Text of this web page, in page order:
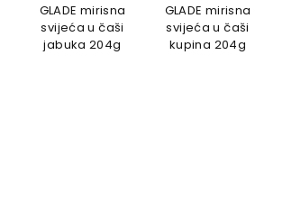
GLADE mirisna
svijeća u čaši
jabuka 204g
GLADE mirisna
svijeća u čaši
kupina 204g